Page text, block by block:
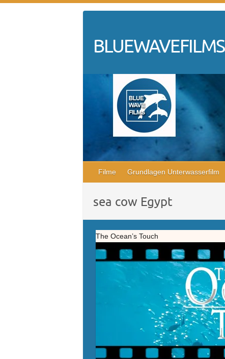
BLUEWAVEFILMS
Filme Grundlagen Unterwasserfilm
sea cow Egypt
The Ocean’s Touch